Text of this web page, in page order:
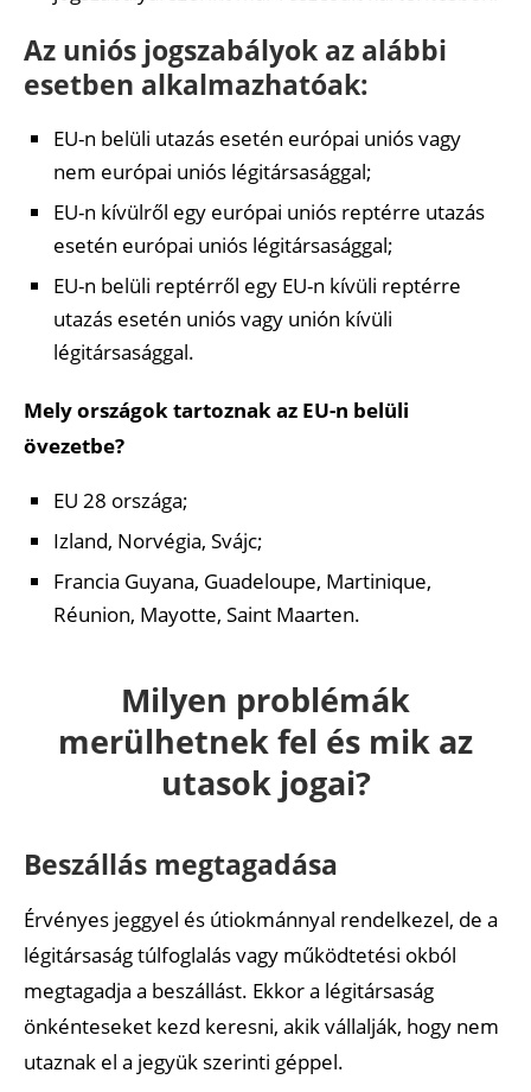
Az uniós jogszabályok az alábbi
esetben alkalmazhatóak:
EU-n belüli utazás esetén európai uniós vagy
nem európai uniós légitársasággal;
EU-n kívülről egy európai uniós reptérre utazás
esetén európai uniós légitársasággal;
EU-n belüli reptérről egy EU-n kívüli reptérre
utazás esetén uniós vagy unión kívüli
légitársasággal.
Mely országok tartoznak az EU-n belüli
övezetbe?
EU 28 országa;
Izland, Norvégia, Svájc;
Francia Guyana, Guadeloupe, Martinique,
Réunion, Mayotte, Saint Maarten.
Milyen problémák
merülhetnek fel és mik az
utasok jogai?
Beszállás megtagadása
Érvényes jeggyel és útiokmánnyal rendelkezel, de a
légitársaság túlfoglalás vagy működtetési okból
megtagadja a beszállást. Ekkor a légitársaság
önkénteseket kezd keresni, akik vállalják, hogy nem
utaznak el a jegyük szerinti géppel.